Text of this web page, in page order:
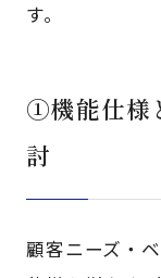
す。
①機能仕様
討
顧客ニーズ・